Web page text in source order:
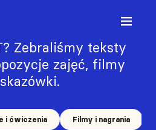
Zebraliśmy teksty
zajęć, filmy
i ćwiczenia Filmy i nagrania